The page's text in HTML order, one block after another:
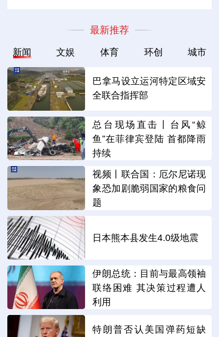
最新推荐
新闻 文娱 体育 环创 城市
巴拿马设立运河特定区域安
全联合指挥部
总台现场直击丨台风“鲸
鱼”在菲律宾登陆 首都降雨
持续
视频丨联合国：厄尔尼诺现
象恐加剧脆弱国家的粮食问
题
日本熊本县发生4.0级地震
伊朗总统：目前与最高领袖
联络困难 其决策过程遭人
利用
特朗普否认美国弹药短缺